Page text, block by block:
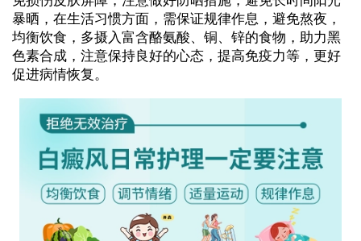
暴晒，在生活习惯方面，需保证规律作息，避免熬夜，
均衡饮食，多摄入富含酪氨酸、铜、锌的食物，助力黑
色素合成，注意保持良好的心态，提高免疫力等，更好
促进病情恢复。